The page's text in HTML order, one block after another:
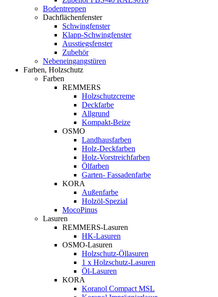
Bodentreppen
Dachflächenfenster
Schwingfenster
Klapp-Schwingfenster
Ausstiegsfenster
Zubehör
Nebeneingangstüren
Farben, Holzschutz
Farben
REMMERS
Holzschutzcreme
Deckfarbe
Allgrund
Kompakt-Beize
OSMO
Landhausfarben
Holz-Deckfarben
Holz-Vorstreichfarben
Ölfarben
Garten- Fassadenfarbe
KORA
Außenfarbe
Holzöl-Spezial
MocoPinus
Lasuren
REMMERS-Lasuren
HK-Lasuren
OSMO-Lasuren
Holzschutz-Öllasuren
1 x Holzschutz-Lasuren
Öl-Lasuren
KORA
Koranol Compact MSL